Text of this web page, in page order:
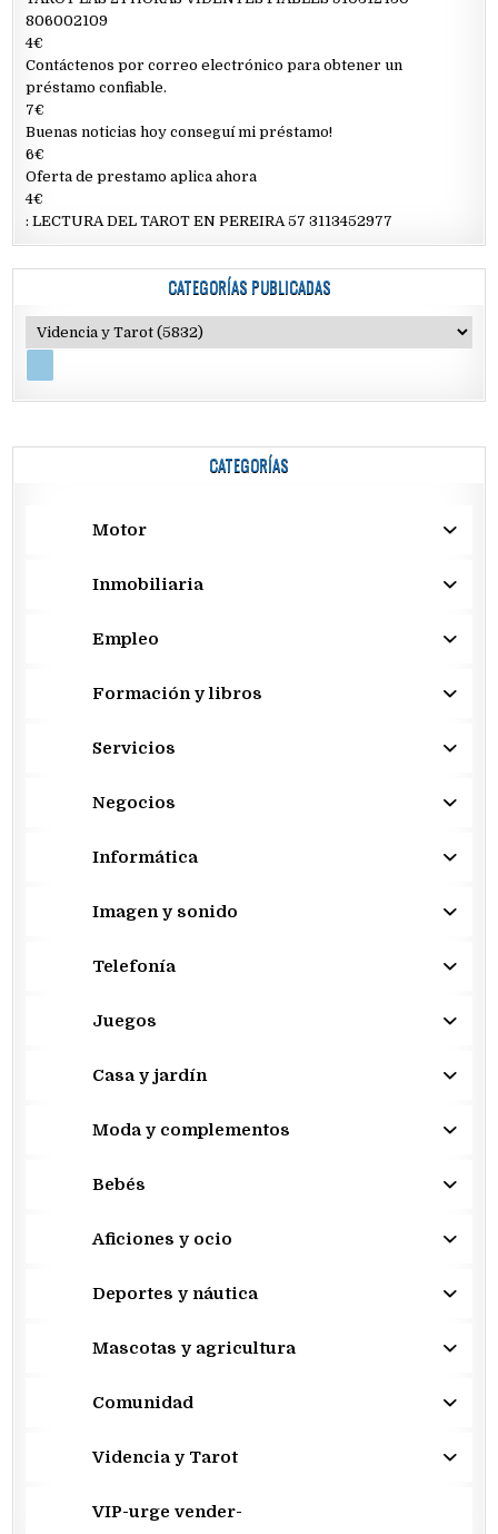
806002109
4€
Contáctenos por correo electrónico para obtener un
préstamo confiable.
7€
Buenas noticias hoy conseguí mi préstamo!
6€
Oferta de prestamo aplica ahora
4€
: LECTURA DEL TAROT EN PEREIRA 57 3113452977
CATEGORÍAS PUBLICADAS
CATEGORÍAS
Motor
Inmobiliaria
Empleo
Formación y libros
Servicios
Negocios
Informática
Imagen y sonido
Telefonía
Juegos
Casa y jardín
Moda y complementos
Bebés
Aficiones y ocio
Deportes y náutica
Mascotas y agricultura
Comunidad
Videncia y Tarot
VIP-urge vender-